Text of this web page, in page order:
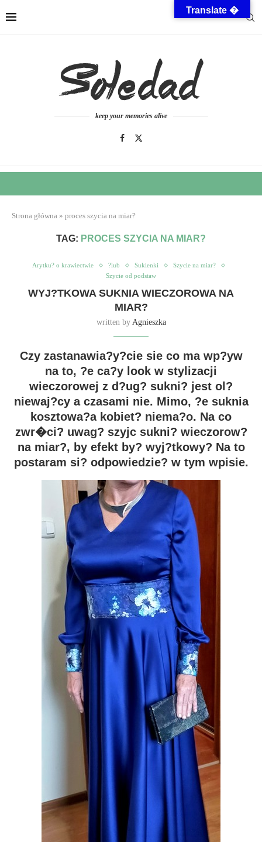
keep your memories alive
Strona główna » proces szycia na miar?
TAG: PROCES SZYCIA NA MIAR?
Arytku? o krawiectwie ?lub Sukienki
Szycie na miar?
Szycie od podstaw
WYJ?TKOWA SUKNIA WIECZOROWA NA
MIAR?
written by Agnieszka
Czy zastanawia?y?cie sie co ma wp?yw
na to, ?e ca?y look w stylizacji
wieczorowej z d?ug? sukni? jest ol?
niewaj?cy a czasami nie. Mimo, ?e suknia
kosztowa?a kobiet? niema?o. Na co
zwr�ci? uwag? szyjc sukni? wieczorow?
na miar?, by efekt by? wyj?tkowy? Na to
postaram si? odpowiedzie? w tym wpisie.
Translate �